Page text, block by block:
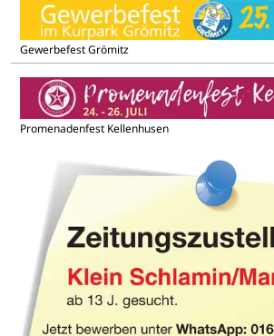
Gewerbefest Grömitz
Promenadenfest Kellenhusen